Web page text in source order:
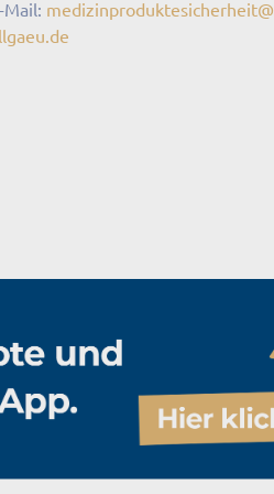
Mail: medizinproduktesicherheit@
.de